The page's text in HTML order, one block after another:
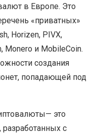
в Европе. Это
«приватных»
Horizen, PIVX,
Monero и MobileCoin.
создания
попадающей под
это
разработанных с